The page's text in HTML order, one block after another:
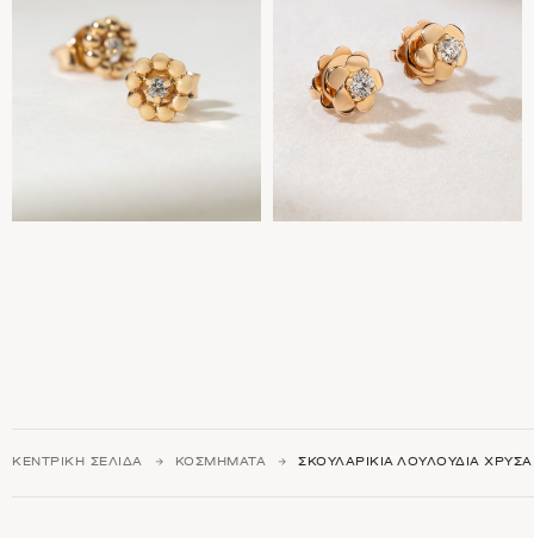
ΚΕΝΤΡΙΚΉ ΣΕΛΊΔΑ ΚΟΣΜΉΜΑΤΑ ΣΚΟΥΛΑΡΊΚΙΑ ΛΟΥΛΟΎΔΙΑ